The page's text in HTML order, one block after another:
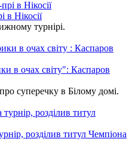
Нікосії
турнірі.
в очах світу": Каспаров
суперечку в Білому домі.
розділив титул Чемпіона